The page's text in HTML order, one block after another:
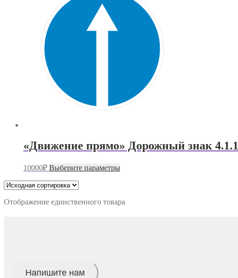
«Движение прямо» Дорожный знак 4.1.1
10000₽ Выберите параметрыЭтот
вариаций.
Отображение единственного товара
Напишите нам